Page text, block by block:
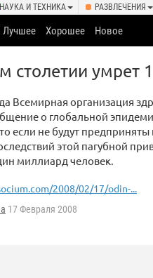
НАУКА И ТЕХНИКА РАЗВЛЕЧЕНИЯ
Лучшее Хорошее Новое
столетии умрет
Всемирная организация
о глобальной
если не будут
этой пагубной
миллиард человек.
2008/02/17/odin-...
17 Февраля 2008